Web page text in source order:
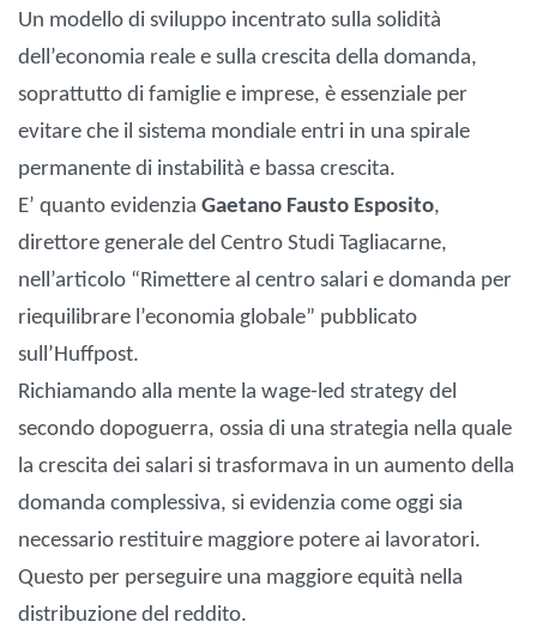
Un modello di sviluppo incentrato sulla solidità
dell’economia reale e sulla crescita della domanda,
soprattutto di famiglie e imprese, è essenziale per
evitare che il sistema mondiale entri in una spirale
permanente di instabilità e bassa crescita.
E’ quanto evidenzia Gaetano Fausto Esposito,
direttore generale del Centro Studi Tagliacarne,
nell’articolo “Rimettere al centro salari e domanda per
riequilibrare l’economia globale” pubblicato
sull’Huffpost.
Richiamando alla mente la wage-led strategy del
secondo dopoguerra, ossia di una strategia nella quale
la crescita dei salari si trasformava in un aumento della
domanda complessiva, si evidenzia come oggi sia
necessario restituire maggiore potere ai lavoratori.
Questo per perseguire una maggiore equità nella
distribuzione del reddito.